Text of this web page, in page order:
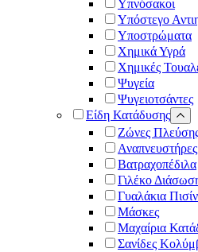
Υπνόσακοι
Υπόστεγο
Υποστρώματα
Χημικά Υγρά
Χημικές
Ψυγεία
Ψυγειοτσάντες
Είδη Κατάδυσης
Ζώνες
Αναπνευστήρες
Βατραχοπέδιλα
Γιλέκο
Γυαλάκια
Μάσκες
Μαχαίρια
Σανίδες